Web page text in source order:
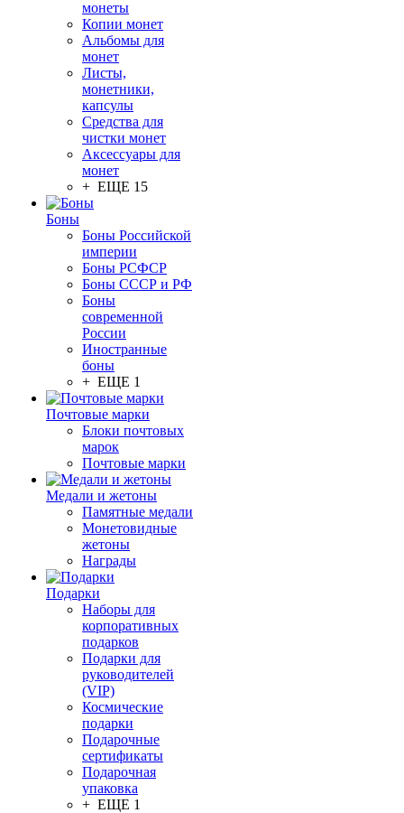
монеты
Копии монет
Альбомы для
монет
Листы,
монетники,
капсулы
Средства для
чистки монет
Аксессуары для
монет
+ ЕЩЕ 15
Боны
Боны Российской
империи
Боны РСФСР
Боны СССР и РФ
Боны
современной
России
Иностранные
боны
+ ЕЩЕ 1
Почтовые марки
Блоки почтовых
марок
Почтовые марки
Медали и жетоны
Памятные медали
Монетовидные
жетоны
Награды
Подарки
Наборы для
корпоративных
подарков
Подарки для
руководителей
(VIP)
Космические
подарки
Подарочные
сертификаты
Подарочная
упаковка
+ ЕЩЕ 1